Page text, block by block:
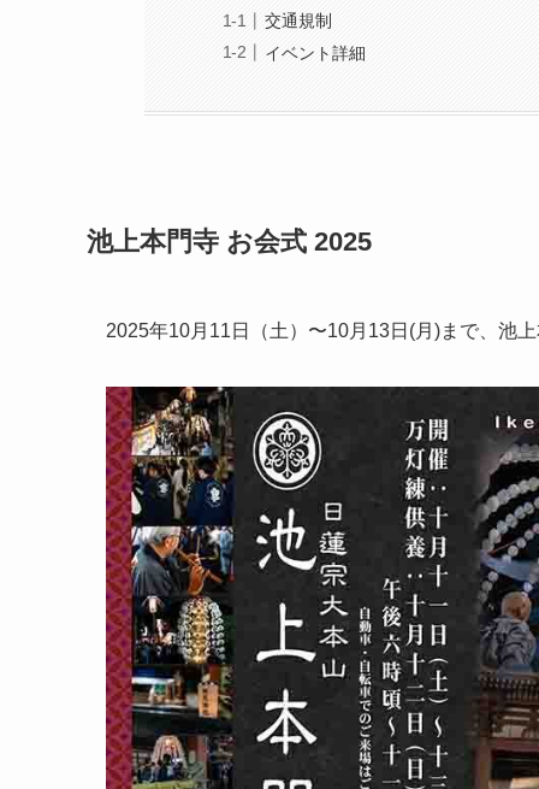
交通規制
イベント詳細
池上本門寺 お会式 2025
2025年10月11日（土）〜10月13日(月)まで、池